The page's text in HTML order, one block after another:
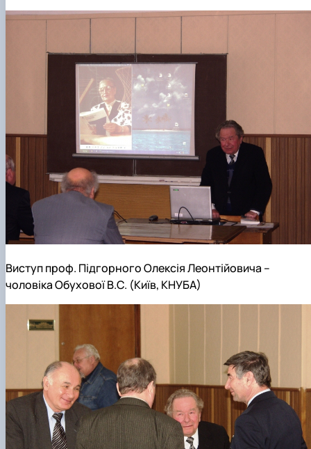
Виступ проф. Підгорного Олексія Леонтійовича –
чоловіка Обухової В.С. (Київ, КНУБА)